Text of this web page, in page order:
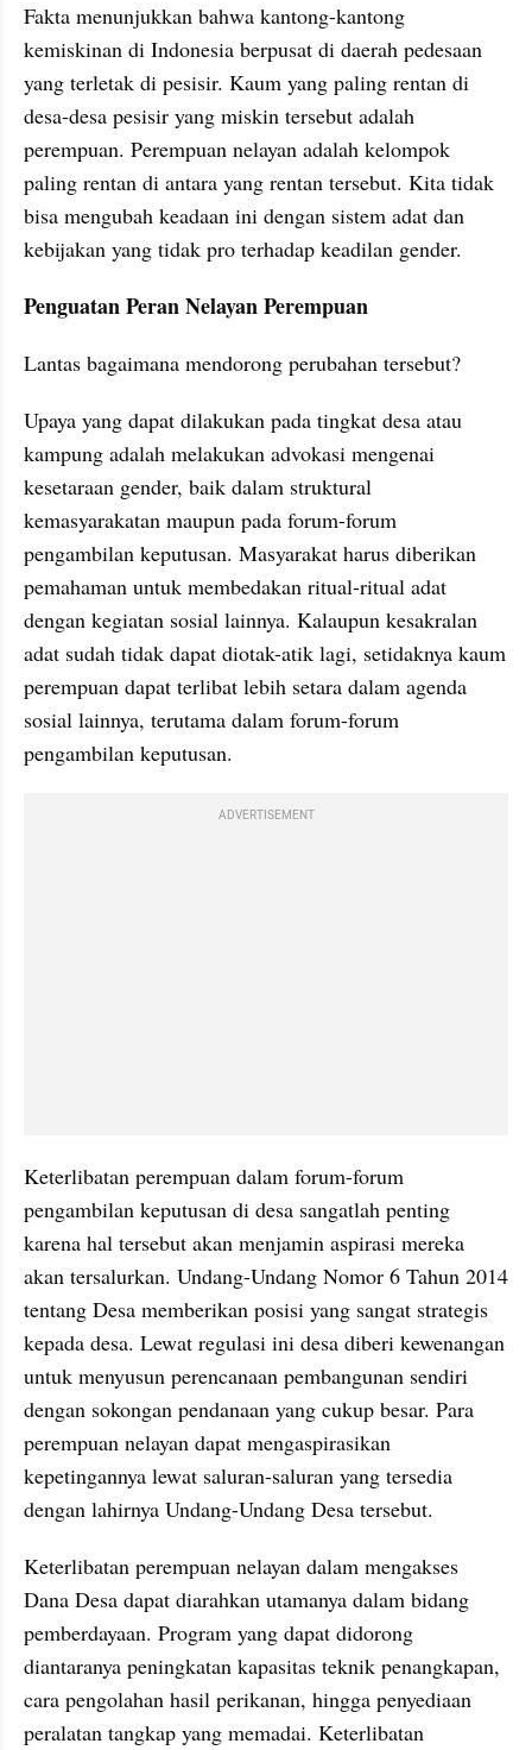
Fakta menunjukkan bahwa kantong-kantong
kemiskinan di Indonesia berpusat di daerah pedesaan
yang terletak di pesisir. Kaum yang paling rentan di
desa-desa pesisir yang miskin tersebut adalah
perempuan. Perempuan nelayan adalah kelompok
paling rentan di antara yang rentan tersebut. Kita tidak
bisa mengubah keadaan ini dengan sistem adat dan
kebijakan yang tidak pro terhadap keadilan gender.
Penguatan Peran Nelayan Perempuan
Lantas bagaimana mendorong perubahan tersebut?
Upaya yang dapat dilakukan pada tingkat desa atau
kampung adalah melakukan advokasi mengenai
kesetaraan gender, baik dalam struktural
kemasyarakatan maupun pada forum-forum
pengambilan keputusan. Masyarakat harus diberikan
pemahaman untuk membedakan ritual-ritual adat
dengan kegiatan sosial lainnya. Kalaupun kesakralan
adat sudah tidak dapat diotak-atik lagi, setidaknya kaum
perempuan dapat terlibat lebih setara dalam agenda
sosial lainnya, terutama dalam forum-forum
pengambilan keputusan.
ADVERTISEMENT
Keterlibatan perempuan dalam forum-forum
pengambilan keputusan di desa sangatlah penting
karena hal tersebut akan menjamin aspirasi mereka
akan tersalurkan. Undang-Undang Nomor 6 Tahun 2014
tentang Desa memberikan posisi yang sangat strategis
kepada desa. Lewat regulasi ini desa diberi kewenangan
untuk menyusun perencanaan pembangunan sendiri
dengan sokongan pendanaan yang cukup besar. Para
perempuan nelayan dapat mengaspirasikan
kepetingannya lewat saluran-saluran yang tersedia
dengan lahirnya Undang-Undang Desa tersebut.
Keterlibatan perempuan nelayan dalam mengakses
Dana Desa dapat diarahkan utamanya dalam bidang
pemberdayaan. Program yang dapat didorong
diantaranya peningkatan kapasitas teknik penangkapan,
cara pengolahan hasil perikanan, hingga penyediaan
peralatan tangkap yang memadai. Keterlibatan